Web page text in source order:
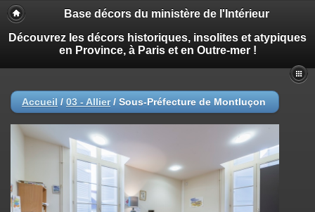
Base décors du ministère de l'Intérieur
Découvrez les décors historiques, insolites et atypiques
en Province, à Paris et en Outre-mer !
Accueil / 03 - Allier/ Sous-Préfecture de Montluçon